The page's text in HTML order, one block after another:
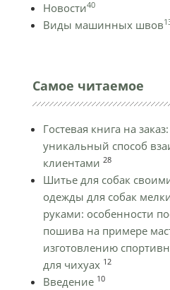
Новости40
Виды машинных швов
Самое читаемое
Гостевая книга на
уникальный способ
клиентами 28
Шитье для собак
одежды для собак
руками: особенности
пошива на примере
изготовлению
для чихуах 12
Введение 10